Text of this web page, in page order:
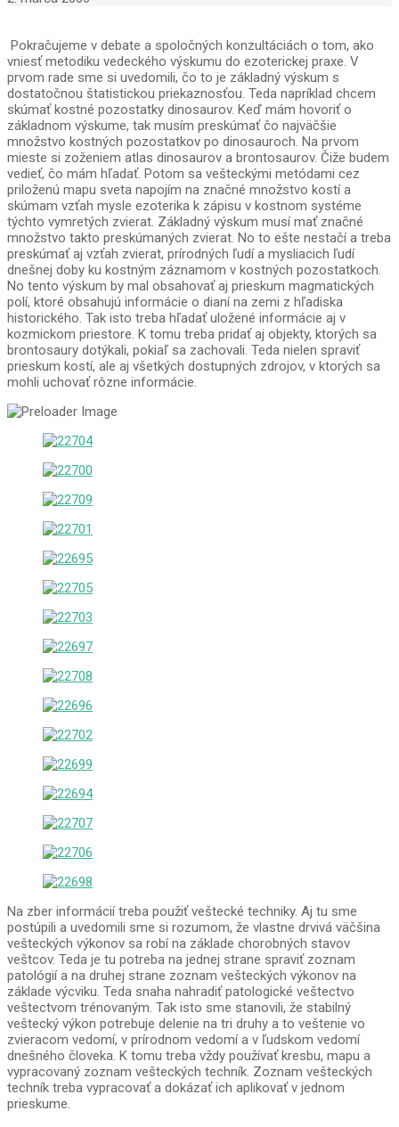
Pokračujeme v debate a spoločných konzultáciách o tom, ako
vniesť metodiku vedeckého výskumu do ezoterickej praxe. V
prvom rade sme si uvedomili, čo to je základný výskum s
dostatočnou štatistickou priekaznosťou. Teda napríklad chcem
skúmať kostné pozostatky dinosaurov. Keď mám hovoriť o
základnom výskume, tak musím preskúmať čo najväčšie
množstvo kostných pozostatkov po dinosauroch. Na prvom
mieste si zoženiem atlas dinosaurov a brontosaurov. Čiže budem
vedieť, čo mám hľadať. Potom sa vešteckými metódami cez
priloženú mapu sveta napojím na značné množstvo kostí a
skúmam vzťah mysle ezoterika k zápisu v kostnom systéme
týchto vymretých zvierat. Základný výskum musí mať značné
množstvo takto preskúmaných zvierat. No to ešte nestačí a treba
preskúmať aj vzťah zvierat, prírodných ľudí a mysliacich ľudí
dnešnej doby ku kostným záznamom v kostných pozostatkoch.
No tento výskum by mal obsahovať aj prieskum magmatických
polí, ktoré obsahujú informácie o dianí na zemi z hľadiska
historického. Tak isto treba hľadať uložené informácie aj v
kozmickom priestore. K tomu treba pridať aj objekty, ktorých sa
brontosaury dotýkali, pokiaľ sa zachovali. Teda nielen spraviť
prieskum kostí, ale aj všetkých dostupných zdrojov, v ktorých sa
mohli uchovať rôzne informácie.
Na zber informácií treba použiť veštecké techniky. Aj tu sme
postúpili a uvedomili sme si rozumom, že vlastne drvivá väčšina
vešteckých výkonov sa robí na základe chorobných stavov
veštcov. Teda je tu potreba na jednej strane spraviť zoznam
patológií a na druhej strane zoznam vešteckých výkonov na
základe výcviku. Teda snaha nahradiť patologické veštectvo
veštectvom trénovaným. Tak isto sme stanovili, že stabilný
veštecký výkon potrebuje delenie na tri druhy a to veštenie vo
zvieracom vedomí, v prírodnom vedomí a v ľudskom vedomí
dnešného človeka. K tomu treba vždy používať kresbu, mapu a
vypracovaný zoznam vešteckých techník. Zoznam vešteckých
techník treba vypracovať a dokázať ich aplikovať v jednom
prieskume.